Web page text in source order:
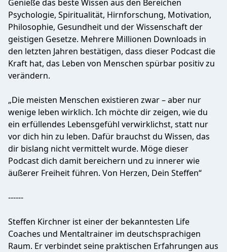
Genieße das beste Wissen aus den Bereichen
Psychologie, Spiritualität, Hirnforschung, Motivation,
Philosophie, Gesundheit und der Wissenschaft der
geistigen Gesetze. Mehrere Millionen Downloads in
den letzten Jahren bestätigen, dass dieser Podcast die
Kraft hat, das Leben von Menschen spürbar positiv zu
verändern.
„Die meisten Menschen existieren zwar – aber nur
wenige leben wirklich. Ich möchte dir zeigen, wie du
ein erfüllendes Lebensgefühl verwirklichst, statt nur
vor dich hin zu leben. Dafür brauchst du Wissen, das
dir bislang nicht vermittelt wurde. Möge dieser
Podcast dich damit bereichern und zu innerer wie
äußerer Freiheit führen. Von Herzen, Dein Steffen“
------
Steffen Kirchner ist einer der bekanntesten Life
Coaches und Mentaltrainer im deutschsprachigen
Raum. Er verbindet seine praktischen Erfahrungen aus